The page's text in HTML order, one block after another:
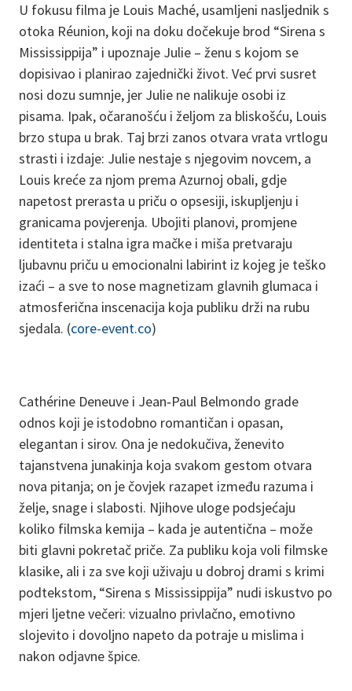
U fokusu filma je Louis Maché, usamljeni nasljednik s
otoka Réunion, koji na doku dočekuje brod “Sirena s
Mississippija” i upoznaje Julie – ženu s kojom se
dopisivao i planirao zajednički život. Već prvi susret
nosi dozu sumnje, jer Julie ne nalikuje osobi iz
pisama. Ipak, očaranošću i željom za bliskošću, Louis
brzo stupa u brak. Taj brzi zanos otvara vrata vrtlogu
strasti i izdaje: Julie nestaje s njegovim novcem, a
Louis kreće za njom prema Azurnoj obali, gdje
napetost prerasta u priču o opsesiji, iskupljenju i
granicama povjerenja. Ubojiti planovi, promjene
identiteta i stalna igra mačke i miša pretvaraju
ljubavnu priču u emocionalni labirint iz kojeg je teško
izaći – a sve to nose magnetizam glavnih glumaca i
atmosferična inscenacija koja publiku drži na rubu
sjedala. (core-event.co)
Cathérine Deneuve i Jean‑Paul Belmondo grade
odnos koji je istodobno romantičan i opasan,
elegantan i sirov. Ona je nedokučiva, ženevito
tajanstvena junakinja koja svakom gestom otvara
nova pitanja; on je čovjek razapet između razuma i
želje, snage i slabosti. Njihove uloge podsjećaju
koliko filmska kemija – kada je autentična – može
biti glavni pokretač priče. Za publiku koja voli filmske
klasike, ali i za sve koji uživaju u dobroj drami s krimi
podtekstom, “Sirena s Mississippija” nudi iskustvo po
mjeri ljetne večeri: vizualno privlačno, emotivno
slojevito i dovoljno napeto da potraje u mislima i
nakon odjavne špice.